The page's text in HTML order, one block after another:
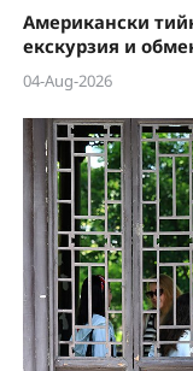
Американски
екскурзия и
04-Aug-2026